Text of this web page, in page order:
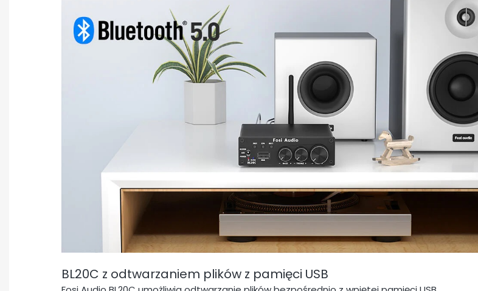
BL20C z odtwarzaniem plików z pamięci USB